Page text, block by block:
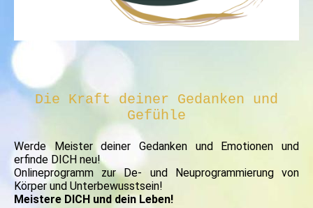
Die Kraft deiner Gedanken und
Gefühle
Werde Meister deiner Gedanken und Emotionen und
erfinde DICH neu!
Onlineprogramm zur De- und Neuprogrammierung von
Körper und Unterbewusstsein!
Meistere DICH und dein Leben!